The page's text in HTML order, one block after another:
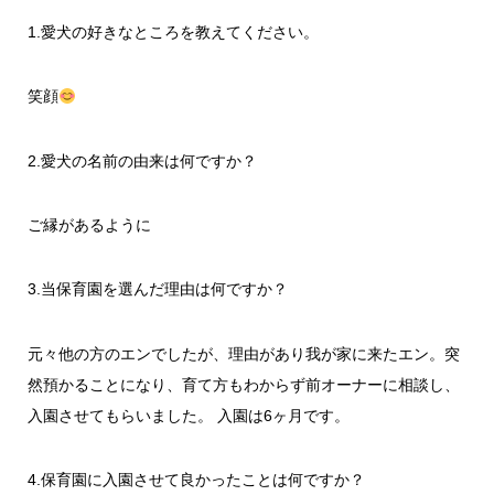
1.愛犬の好きなところを教えてください。
笑顔
2.愛犬の名前の由来は何ですか？
ご縁があるように
3.当保育園を選んだ理由は何ですか？
元々他の方のエンでしたが、理由があり我が家に来たエン。突
然預かることになり、育て方もわからず前オーナーに相談し、
入園させてもらいました。 入園は6ヶ月です。
4.保育園に入園させて良かったことは何ですか？